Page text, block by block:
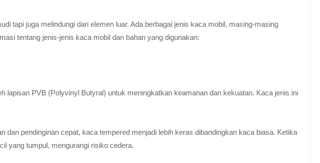
tapi juga melindungi dari elemen luar. Ada berbagai jenis kaca mobil, masing-masing
tentang jenis-jenis kaca mobil dan bahan yang digunakan:
PVB (Polyvinyl Butyral) untuk meningkatkan keamanan dan kekuatan. Kaca jenis ini
pendinginan cepat, kaca tempered menjadi lebih keras dibandingkan kaca biasa. Ketika
yang tumpul, mengurangi risiko cedera.